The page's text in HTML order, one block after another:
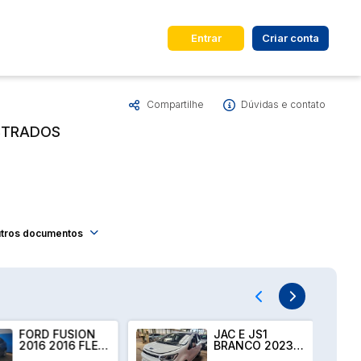
Cidade
Entrar Criar conta
Compartilhe Dúvidas e contato
documentos
JAC E JS1
BRANCO 2023
FORD KA SEL 1.5
SD PRATA 2015